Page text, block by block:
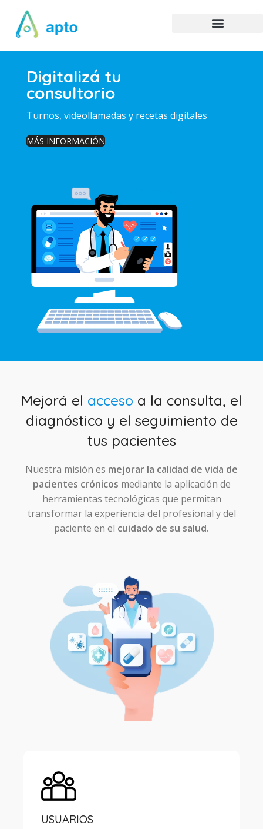
Digitalizá tu
consultorio
Turnos, videollamadas y recetas digitales
MÁS INFORMACIÓN
Mejorá el acceso a la consulta, el
diagnóstico y el seguimiento de
tus pacientes
Nuestra misión es mejorar la calidad de vida de
pacientes crónicos mediante la aplicación de
herramientas tecnológicas que permitan
transformar la experiencia del profesional y del
paciente en el cuidado de su salud.
USUARIOS